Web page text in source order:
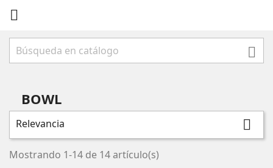


BOWL
Relevancia 
Mostrando 1-14 de 14 artículo(s)